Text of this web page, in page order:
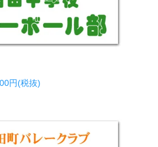
円(税抜)